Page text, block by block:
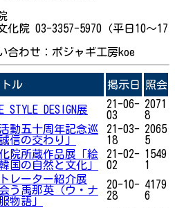
化院 03-3357-5970（平日10～17
合わせ：ポジャギ工房koe
ル 掲示日 照会
STYLE DESIGN展
21-06-
03
2071
8
動五十周年記念巡
信の交わり」
21-03-
18
2065
5
院所蔵作品展「絵
国の自然と文化」
21-02-
02
1549
1
レーター紹介展
う禹那英（ウ・ナ
物語」
20-10-
28
4179
6